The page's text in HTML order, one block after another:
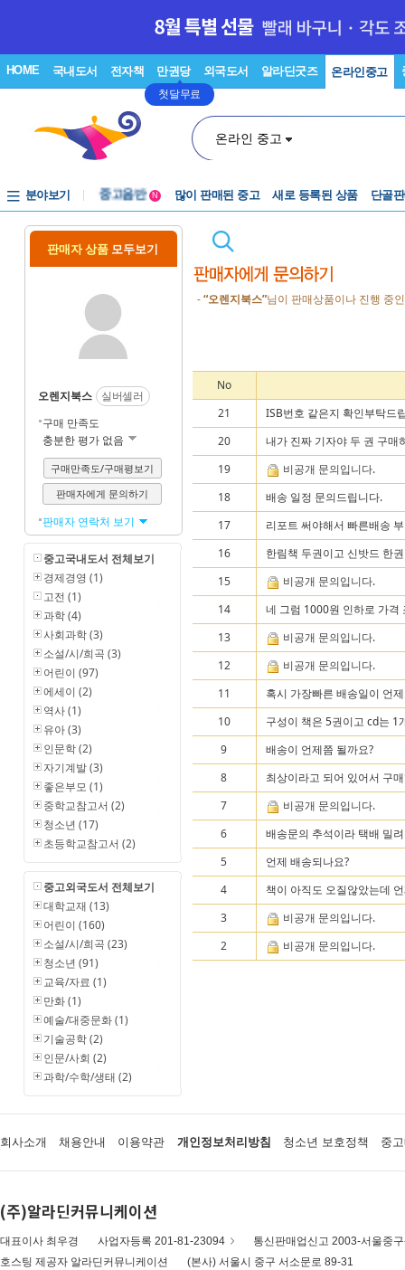
HOME 국내도서 전자책 만권당
첫달무료
외국도서 알라딘굿즈 온라인중고
온라인 중고
분야보기
중고음반
N 많이 판매된 중고 새로 등록된 상품 단골
판매자 상품 모두보기
오렌지북스
실버셀러
구매 만족도
충분한 평가 없음
구매만족도/구매평보기
판매자에게 문의하기
판매자 연락처 보기
중고국내도서 전체보기
경제경영 (1)
고전 (1)
과학 (4)
사회과학 (3)
소설/시/희곡 (3)
어린이 (97)
에세이 (2)
역사 (1)
유아 (3)
인문학 (2)
자기계발 (3)
좋은부모 (1)
중학교참고서 (2)
청소년 (17)
초등학교참고서 (2)
중고외국도서 전체보기
대학교재 (13)
어린이 (160)
소설/시/희곡 (23)
청소년 (91)
교육/자료 (1)
만화 (1)
예술/대중문화 (1)
기술공학 (2)
인문/사회 (2)
과학/수학/생태 (2)
-“오렌지북스”님이 판매상품이나 진행 중
No
21
ISB번호 같은지 확인부탁드
20
내가 진짜 기자야 두 권 구매
19
비공개 문의입니다.
18
배송 일정 문의드립니다.
17
리포트 써야해서 빠른배송
16
한림책 두권이고 신밧드 한
15
비공개 문의입니다.
14
네 그럼 1000원 인하로 가격
13
비공개 문의입니다.
12
비공개 문의입니다.
11
혹시 가장빠른 배송일이 언
10
구성이 책은 5권이고 cd는 1
9
배송이 언제쯤 될까요?
8
최상이라고 되어 있어서 구
7
비공개 문의입니다.
6
배송문의 추석이라 택배 밀
5
언제 배송되나요?
4
책이 아직도 오질않았는데
3
비공개 문의입니다.
2
비공개 문의입니다.
회사소개 채용안내 이용약관 개인정보처리방침 청소년 보호정책 중
(주)알라딘커뮤니케이션
대표이사 최우경 사업자등록 201-81-23094
통신판매업신고 2003-서울중
호스팅 제공자 알라딘커뮤니케이션
(본사) 서울시 중구 서소문로 89-31